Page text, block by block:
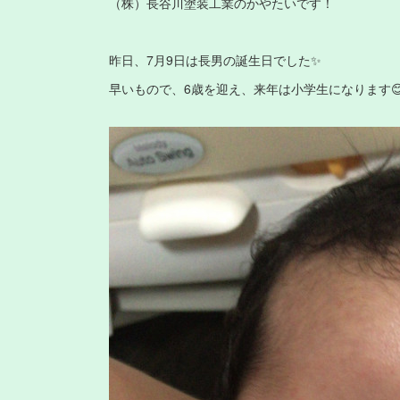
昨日、7月9日は長男の誕生日でした✨
早いもので、6歳を迎え、来年は小学生になります